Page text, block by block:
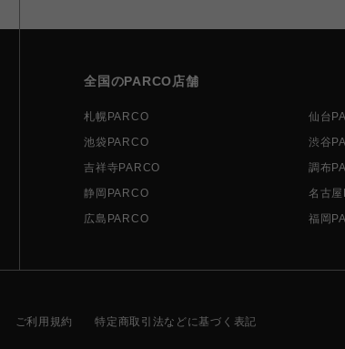
全国のPARCO店舗
札幌PARCO 仙台
池袋PARCO
渋谷
吉祥寺PARCO
調布
静岡PARCO
名古
広島PARCO
福岡
ご利用規約 特定商取引法などに基づく表記